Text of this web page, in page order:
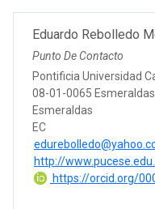
Eduardo Rebolledo
Punto De Contacto
Pontificia Universidad
08-01-0065 Esmeraldas
Esmeraldas
EC
http://
https://orcid.org/